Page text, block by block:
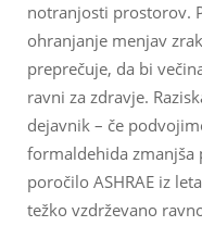
notranjosti prostorov.
ohranjanje menjav
preprečuje, da bi
ravni za zdravje.
dejavnik – če
formaldehida zmanjša
poročilo ASHRAE iz
težko vzdrževano